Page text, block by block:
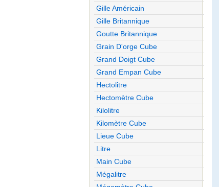
Gille Américain
Gille Britannique
Goutte Britannique
Grain D'orge Cube
Grand Doigt Cube
Grand Empan Cube
Hectolitre
Hectomètre Cube
Kilolitre
Kilomètre Cube
Lieue Cube
Litre
Main Cube
Mégalitre